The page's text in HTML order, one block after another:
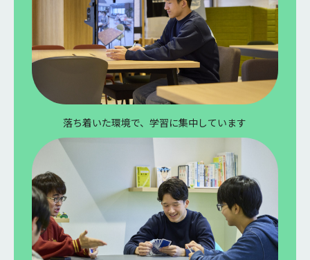
落ち着いた環境で、学習に集中しています